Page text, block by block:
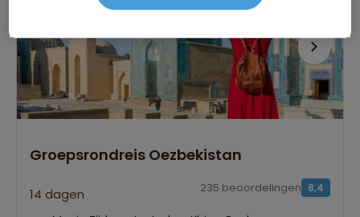
Groepsrondreis Oezbekistan
14 dagen 8,4
235 beoordelingen